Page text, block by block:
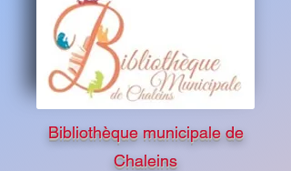
Bibliothèque municipale de
Chaleins